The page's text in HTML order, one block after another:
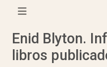
Enid Blyton.
libros